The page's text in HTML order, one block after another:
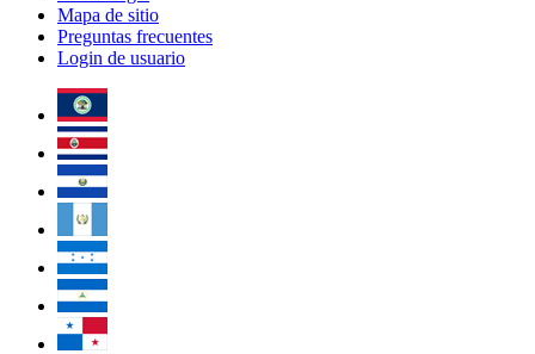
Mapa de sitio
Preguntas frecuentes
Login de usuario